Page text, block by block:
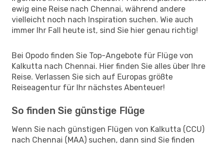
ewig eine Reise nach Chennai, während andere
vielleicht noch nach Inspiration suchen. Wie auch
immer Ihr Fall heute ist, sind Sie hier genau richtig!
Bei Opodo finden Sie Top-Angebote für Flüge von
Kalkutta nach Chennai. Hier finden Sie alles über Ihre
Reise. Verlassen Sie sich auf Europas größte
Reiseagentur für Ihr nächstes Abenteuer!
So finden Sie günstige Flüge
Wenn Sie nach günstigen Flügen von Kalkutta (CCU)
nach Chennai (MAA) suchen, dann sind Sie finden